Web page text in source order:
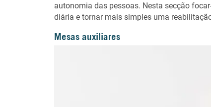
autonomia das pessoas. Nesta secção
diária e tornar mais simples uma
Mesas auxiliares